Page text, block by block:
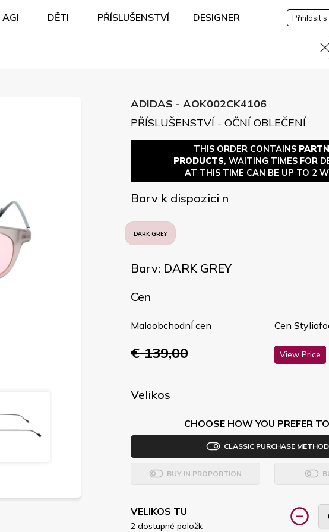
AGI DĚTI PŘÍSLUŠENSTVÍ DESIGNER Přihlásit s
ADIDAS - AOK002CK4106
PŘÍSLUŠENSTVÍ - OČNÍ OBLEČENÍ
THIS ORDER CONTAINS
PRODUCTS, WAITING TIMES FOR
AT THIS TIME CAN BE UP TO 2
Barv k dispozici n
DARK GREY
Barv: DARK GREY
Cen
MaloobchodnÍ cen
€ 139,00
Cen
View Price
Velikos
CHOOSE HOW YOU PREFER
CLASSIC PURCHASE METHOD
BUY IN PROPORTION
VELIKOS TU
2 dostupné položk